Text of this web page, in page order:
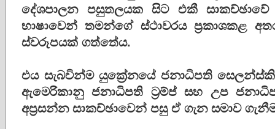
දේශපාලන පසුතලයක සිට එකී සාකච්ඡාවේ
භාෂාවෙන් තමන්ගේ ස්ථාවරය ප්‍රකාශකළ
ස්වරූපයක් ගත්තේය.
එය සැබවින්ම යුක්‍රේනයේ ජනාධිපති
ඇමෙරිකානු ජනාධිපති ට්‍රම්ප් සහ උප
අප්‍රසන්න සාකච්ඡාවෙන් පසු ඒ ගැන සමාව